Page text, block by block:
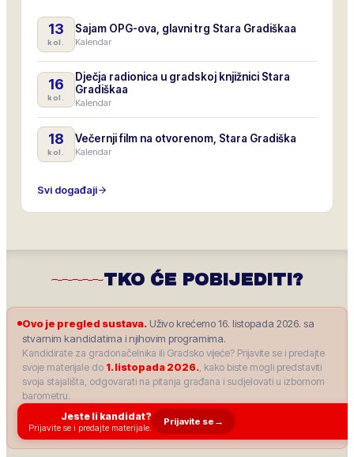
13
kol.
Sajam OPG-ova, glavni trg Stara Gradiškaa
Kalendar
16
kol.
Dječja radionica u gradskoj knjižnici Stara
Gradiškaa
Kalendar
18
kol.
Večernji film na otvorenom, Stara Gradiška
Kalendar
Svi događaji
TKO ĆE POBIJEDITI?
Ovo je pregled sustava. Uživo krećemo 16. listopada 2026. sa
stvarnim kandidatima i njihovim programima.
Kandidirate za gradonačelnika ili Gradsko vijeće? Prijavite se i predajte
svoje materijale do 1. listopada 2026., kako biste mogli predstaviti
svoja stajališta, odgovarati na pitanja građana i sudjelovati u izbornom
barometru.
Jeste li kandidat?
Prijavite se i predajte materijale.
Prijavite se →